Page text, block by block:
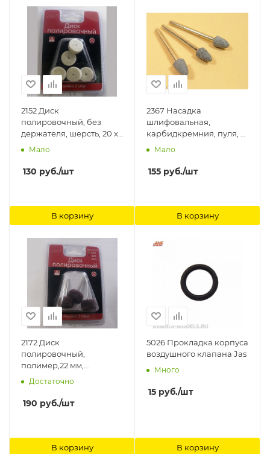
2152 Диск
полировочный, без
держателя, шерсть, 20 х
5 мм, 5шт./уп., блистер
Мало
130 руб./шт
В корзину
2367 Насадка
шлифовальная,
карбидкремния, пуля, 8
х 15 мм, 3 шт./уп., блистер
Мало
155 руб./шт
В корзину
2172 Диск
полировочный,
полимер,22 мм,
коричневый № 320, 3
шт./уп., блистер Jas
Достаточно
190 руб./шт
В корзину
5026 Прокладка корпуса
воздушного клапана Jas
Много
15 руб./шт
В корзину